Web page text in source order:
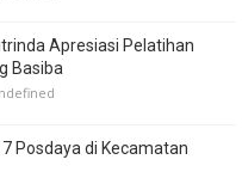
Apresiasi Pelatihan
Basiba
7 Posdaya di Kecamatan